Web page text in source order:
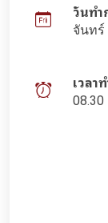
วันทำ
จันทร์
เวลา
08.30